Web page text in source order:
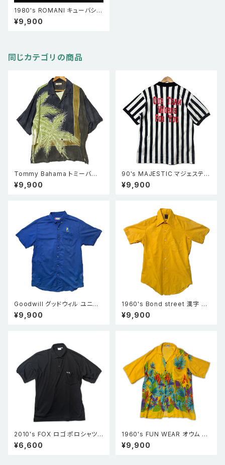
1980's ROMANI キューバシャ
ツ 半袖 白 XL
¥9,900
同じカテゴリの商品
Tommy Bahama トミーバハ
マ シルク アロハシャツ L
¥9,900
90's MAJESTIC マジェスティ
ック ストライプ 半袖シャツ レフ
ェリーシャツ L
¥9,900
Goodwill グッドウィル ユニフォ
ーム 半袖ワークシャツ 青 XL
¥9,900
1960's Bond street 漢字 ジ
ャガード 半袖シャツ 福禄寿 マ
スタード
¥9,900
2010's FOX ロゴ ポロシャツ
カート・コバーン 黒 XL
¥6,600
1960's FUN WEAR オウム ハ
ワイアンシャツ 鳥 黄色
¥9,900